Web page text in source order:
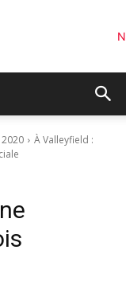
À Valleyfield :